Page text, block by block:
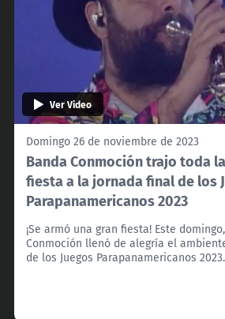
Ver Video
Domingo 26 de noviembre de 2023
Banda Conmoción trajo toda
fiesta a la jornada final de los
Parapanamericanos 2023
¡Se armó una gran fiesta! Este
Conmoción llenó de alegría el
de los Juegos Parapanamericanos 2023.